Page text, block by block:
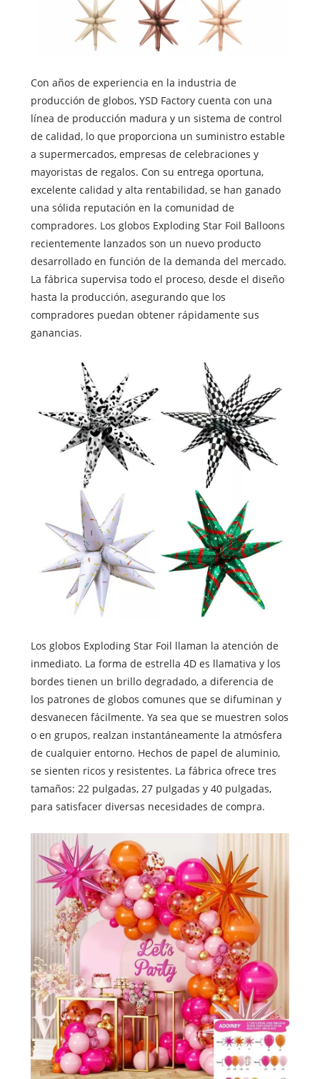
Con años de experiencia en la industria de
producción de globos, YSD Factory cuenta con una
línea de producción madura y un sistema de control
de calidad, lo que proporciona un suministro estable
a supermercados, empresas de celebraciones y
mayoristas de regalos. Con su entrega oportuna,
excelente calidad y alta rentabilidad, se han ganado
una sólida reputación en la comunidad de
compradores. Los globos Exploding Star Foil Balloons
recientemente lanzados son un nuevo producto
desarrollado en función de la demanda del mercado.
La fábrica supervisa todo el proceso, desde el diseño
hasta la producción, asegurando que los
compradores puedan obtener rápidamente sus
ganancias.
Los globos Exploding Star Foil llaman la atención de
inmediato. La forma de estrella 4D es llamativa y los
bordes tienen un brillo degradado, a diferencia de
los patrones de globos comunes que se difuminan y
desvanecen fácilmente. Ya sea que se muestren solos
o en grupos, realzan instantáneamente la atmósfera
de cualquier entorno. Hechos de papel de aluminio,
se sienten ricos y resistentes. La fábrica ofrece tres
tamaños: 22 pulgadas, 27 pulgadas y 40 pulgadas,
para satisfacer diversas necesidades de compra.